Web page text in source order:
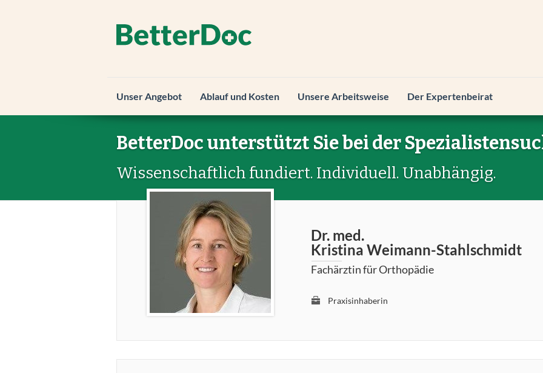
Unser Angebot Ablauf und Kosten Unsere Arbeitsweise Der Expertenbeirat
BetterDoc unterstützt Sie bei der
Wissenschaftlich fundiert. Individuell. Unabhängig.
Dr. med.
Kristina Weimann-Stahlschmidt
Fachärztin für Orthopädie
Praxisinhaberin